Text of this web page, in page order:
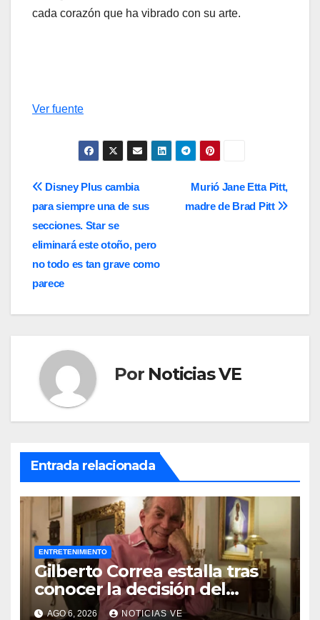
cada corazón que ha vibrado con su arte.
Ver fuente
Navegación
de
entradas
Murió Jane Etta Pitt,
madre de Brad Pitt
Disney Plus cambia
para siempre una de sus
secciones. Star se
eliminará este otoño, pero
no todo es tan grave como
parece
Por Noticias VE
Entrada relacionada
ENTRETENIMIENTO
Gilberto Correa estalla tras
conocer la decisión del
tribunal en su caso
AGO 6, 2026 NOTICIAS VE